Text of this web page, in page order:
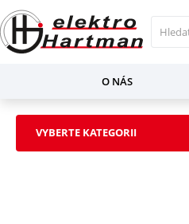
O NÁS
VYBERTE KATEGORII